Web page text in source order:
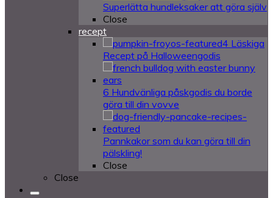
Superlätta hundleksaker att göra själv
Close
recept
4 Läskiga
Recept på Halloweengodis
6 Hundvänliga påskgodis du borde
göra till din vovve
Pannkakor som du kan göra till din
pälskling!
Close
Close